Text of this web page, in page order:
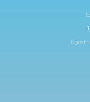
E-post: